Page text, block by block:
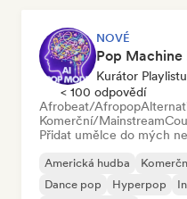
NOVÉ
Kurátor Playlistu
< 100 odpovědí
Afrobeat/Afropop
Komerční/Mainstream
Přidat umělce do mých
Americká hudba
Dance pop
Hyperpop